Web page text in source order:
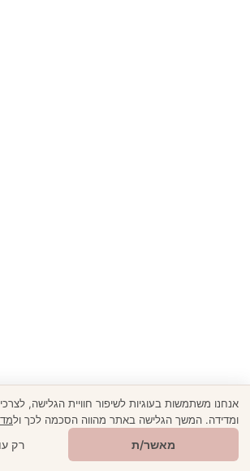
🎁
אנחנו משתמשות בעוגיות לשיפור חוויית הגלישה,
ומדידה. המשך הגלישה באתר מהווה הסכמה לכך ול
מאשר/ת רק